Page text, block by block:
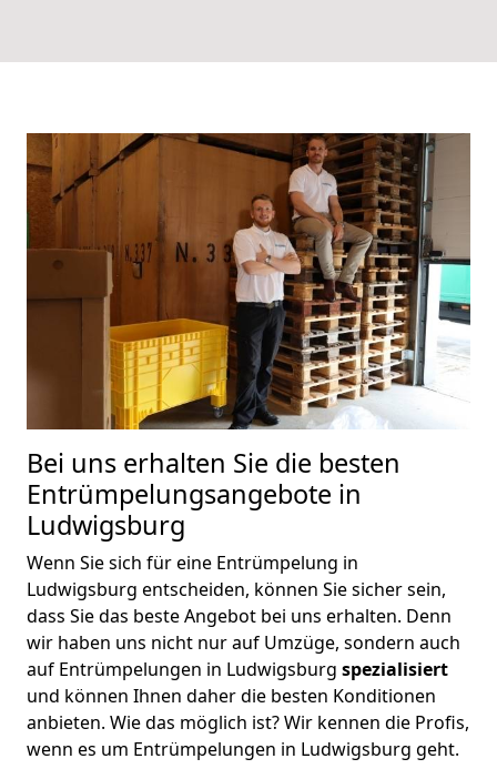
Bei uns erhalten Sie die besten
Entrümpelungsangebote in
Ludwigsburg
Wenn Sie sich für eine Entrümpelung in
Ludwigsburg entscheiden, können Sie sicher sein,
dass Sie das beste Angebot bei uns erhalten. Denn
wir haben uns nicht nur auf Umzüge, sondern auch
auf Entrümpelungen in Ludwigsburg spezialisiert
und können Ihnen daher die besten Konditionen
anbieten. Wie das möglich ist? Wir kennen die Profis,
wenn es um Entrümpelungen in Ludwigsburg geht.